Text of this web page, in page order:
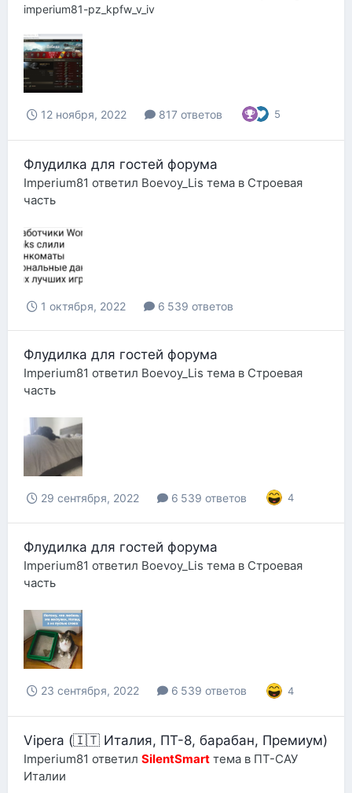
imperium81-pz_kpfw_v_iv
12 ноября, 2022 817 ответов 5
Флудилка для гостей форума
Imperium81 ответил Boevoy_Lis тема в Строевая
часть
1 октября, 2022 6 539 ответов
Флудилка для гостей форума
Imperium81 ответил Boevoy_Lis тема в Строевая
часть
29 сентября, 2022 6 539 ответов 4
Флудилка для гостей форума
Imperium81 ответил Boevoy_Lis тема в Строевая
часть
23 сентября, 2022 6 539 ответов 4
Vipera (🇮🇹 Италия, ПТ-8, барабан, Премиум)
Imperium81 ответил SilentSmart тема в ПТ-САУ
Италии